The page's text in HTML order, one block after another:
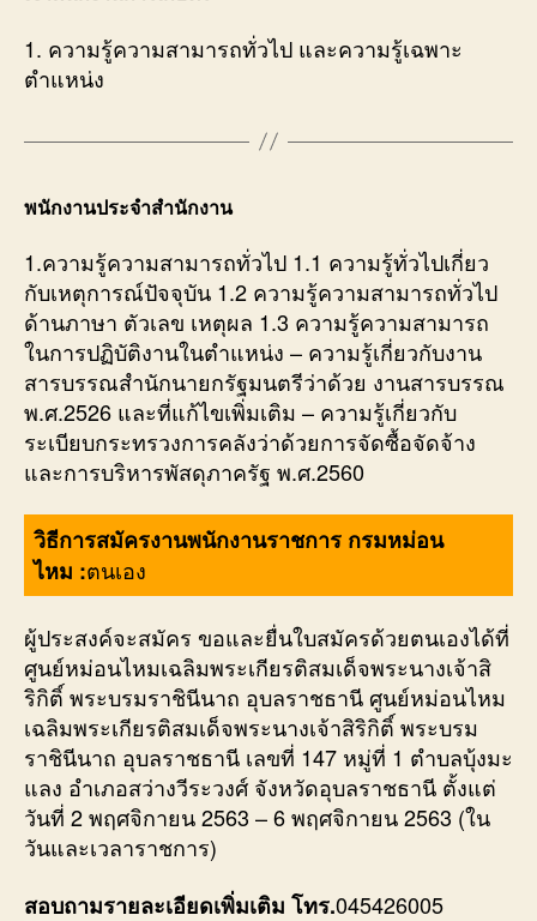
1. ความรู้ความสามารถทั่วไป และความรู้เฉพาะ
ตำแหน่ง
พนักงานประจำสำนักงาน
1.ความรู้ความสามารถทั่วไป 1.1 ความรู้ทั่วไปเกี่ยว
กับเหตุการณ์ปัจจุบัน 1.2 ความรู้ความสามารถทั่วไป
ด้านภาษา ตัวเลข เหตุผล 1.3 ความรู้ความสามารถ
ในการปฏิบัติงานในตำแหน่ง – ความรู้เกี่ยวกับงาน
สารบรรณสำนักนายกรัฐมนตรีว่าด้วย งานสารบรรณ
พ.ศ.2526 และที่แก้ไขเพิ่มเติม – ความรู้เกี่ยวกับ
ระเบียบกระทรวงการคลังว่าด้วยการจัดซื้อจัดจ้าง
และการบริหารพัสดุภาครัฐ พ.ศ.2560
วิธีการสมัครงานพนักงานราชการ กรมหม่อน
ไหม :ตนเอง
ผู้ประสงค์จะสมัคร ขอและยื่นใบสมัครด้วยตนเองได้ที่
ศูนย์หม่อนไหมเฉลิมพระเกียรติสมเด็จพระนางเจ้าสิ
ริกิติ์ พระบรมราชินีนาถ อุบลราชธานี ศูนย์หม่อนไหม
เฉลิมพระเกียรติสมเด็จพระนางเจ้าสิริกิติ์ พระบรม
ราชินีนาถ อุบลราชธานี เลขที่ 147 หมู่ที่ 1 ตำบลบุ้งมะ
แลง อำเภอสว่างวีระวงศ์ จังหวัดอุบลราชธานี ตั้งแต่
วันที่ 2 พฤศจิกายน 2563 – 6 พฤศจิกายน 2563 (ใน
วันและเวลาราชการ)
สอบถามรายละเอียดเพิ่มเติม โทร.045426005